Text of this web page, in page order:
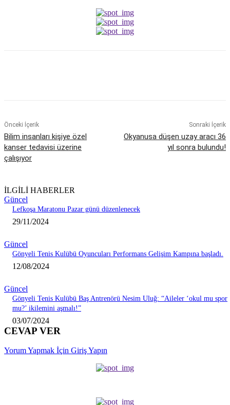
Önceki İçerik
Bilim insanları kişiye özel
kanser tedavisi üzerine
çalışıyor
Sonraki İçerik
Okyanusa düşen uzay aracı 36
yıl sonra bulundu!
İLGİLİ HABERLER
Güncel
Lefkoşa Maratonu Pazar günü düzenlenecek
29/11/2024
Güncel
Gönyeli Tenis Kulübü Oyuncuları Performans Gelişim Kampına başladı.
12/08/2024
Güncel
Gönyeli Tenis Kulübü Baş Antrenörü Nesim Uluğ: “Aileler ‘okul mu spor
mu?’ ikilemini aşmalı!”
03/07/2024
CEVAP VER
Yorum Yapmak İçin Giriş Yapın